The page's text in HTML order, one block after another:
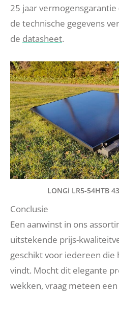
25 jaar vermogensgarantie
de technische gegevens
de datasheet.
LONGi LR5-54HTB
Conclusie
Een aanwinst in ons
uitstekende prijs-
geschikt voor iedereen
vindt. Mocht dit elegante
wekken, vraag meteen een